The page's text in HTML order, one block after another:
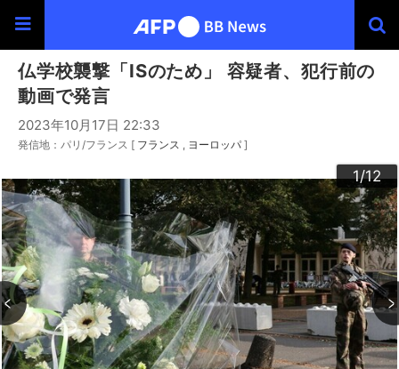
仏学校襲撃「ISのため」 容疑者、犯行前の
動画で発言
2023年10月17日 22:33
発信地：パリ/フランス [ フランス ヨーロッパ ]
1/12
2/12
3/12
4/12
5/12
6/12
7/12
8/12
9/12
10/12
11/12
12/12